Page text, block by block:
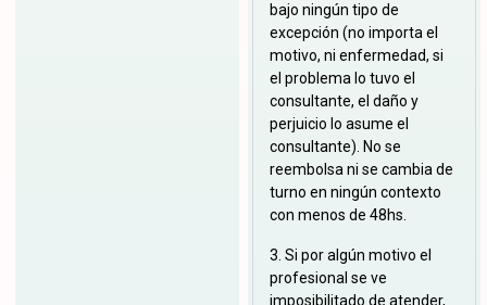
bajo ningún tipo de
excepción (no importa el
motivo, ni enfermedad, si
el problema lo tuvo el
consultante, el daño y
perjuicio lo asume el
consultante). No se
reembolsa ni se cambia de
turno en ningún contexto
con menos de 48hs.
3. Si por algún motivo el
profesional se ve
imposibilitado de atender,